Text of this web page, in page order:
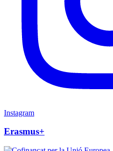
Instagram
Erasmus+